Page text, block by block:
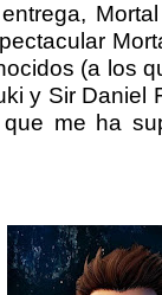
(a los
y Sir Daniel
me ha